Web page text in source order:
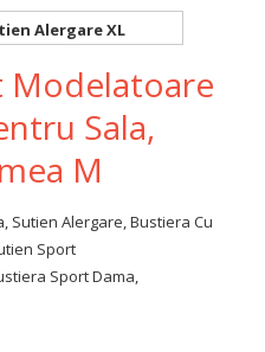
Modelatoare
Sala,
M